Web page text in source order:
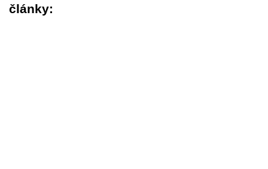
články: